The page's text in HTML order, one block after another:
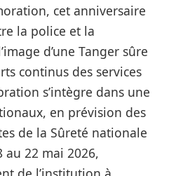
cet anniversaire
la police et la
d’une Tanger sûre
continus des services
s’intègre dans une
en prévision des
de la Sûreté nationale
au 22 mai 2026,